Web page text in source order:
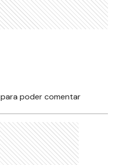
para poder comentar